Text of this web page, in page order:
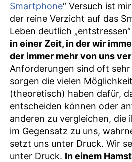
Smartphone“ Versuch ist
der reine Verzicht auf das
Leben deutlich
in einer Zeit, in der wir
der immer mehr von uns
Anforderungen sind oft
sorgen die vielen
(theoretisch) haben dafür,
entscheiden können oder
anderen zu vergleichen, die
im Gegensatz zu uns,
setzt uns unter Druck. Wir
unter Druck. In einem